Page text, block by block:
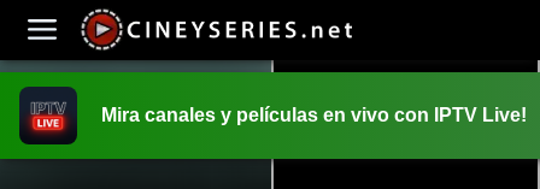
Mira canales y películas en vivo con IPTV Live!